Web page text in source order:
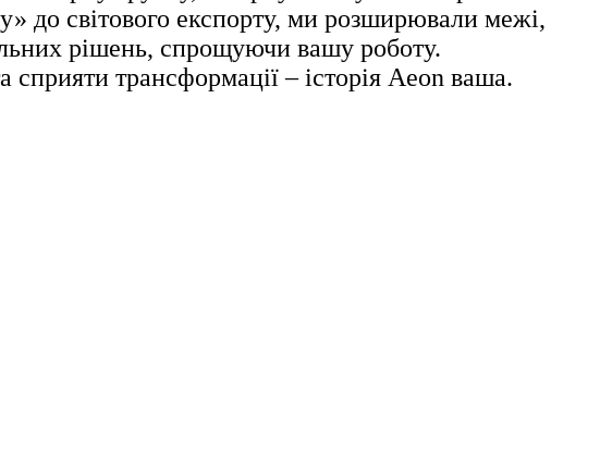
до світового експорту, ми розширювали межі,
рішень, спрощуючи вашу роботу.
трансформації – історія Aeon ваша.